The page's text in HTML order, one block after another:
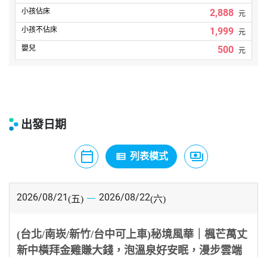
2,888 元
1,999 元
500 元
出發日期
calendar_today
月曆模式
view_list
列表模式 payments
價格模式
2026/08/21(五) 2026/08/22(六)
(台北/南崁/新竹/台中可上車)秘境風華｜楓芒萬丈
新中橫拜金雞賺大錢，泡溫泉好安眠，漫步雲端